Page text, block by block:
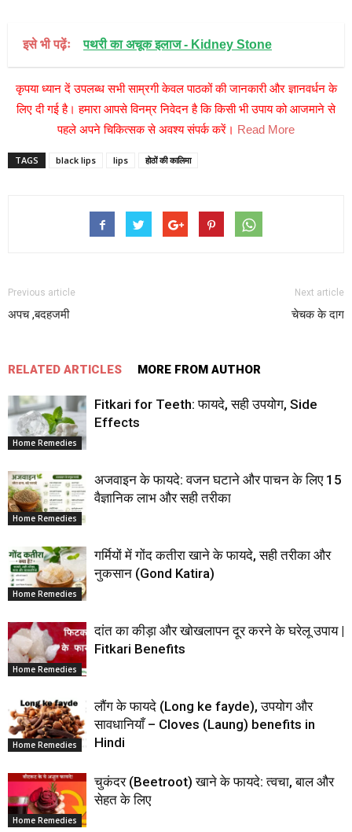
इसे भी पढ़ेंः पथरी का अचूक इलाज - Kidney Stone
कृपया ध्यान दें उपलब्ध सभी साम्रगी केवल पाठकों की जानकारी और ज्ञानवर्धन के
लिए दी गई है। हमारा आपसे विनम्र निवेदन है कि किसी भी उपाय को आजमाने से
पहले अपने चिकित्सक से अवश्य संपर्क करें। Read More
TAGS black lips lips होठों की कालिमा
Previous article
अपच ,बदहजमी
Next article
चेचक के दाग
RELATED ARTICLES MORE FROM AUTHOR
Home Remedies
Fitkari for Teeth: फायदे, सही उपयोग, Side
Effects
Home Remedies
अजवाइन के फायदे: वजन घटाने और पाचन के लिए 15
वैज्ञानिक लाभ और सही तरीका
Home Remedies
गर्मियों में गोंद कतीरा खाने के फायदे, सही तरीका और
नुकसान (Gond Katira)
Home Remedies
दांत का कीड़ा और खोखलापन दूर करने के घरेलू उपाय |
Fitkari Benefits
Home Remedies
लौंग के फायदे (Long ke fayde), उपयोग और
सावधानियाँ – Cloves (Laung) benefits in
Hindi
Home Remedies
चुकंदर (Beetroot) खाने के फायदे: त्वचा, बाल और
सेहत के लिए